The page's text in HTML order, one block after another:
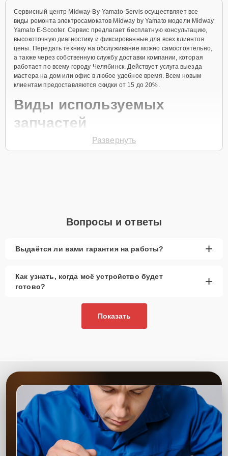
Сервисный центр Midway-By-Yamato-Servis осуществляет все
виды ремонта электросамокатов Midway by Yamato модели Midway
Yamato E-Scooter. Сервис предлагает бесплатную консультацию,
высокоточную диагностику и фиксированные для всех клиентов
цены. Передать технику на обслуживание можно самостоятельно,
а также через собственную службу доставки компании, которая
работает по всему городу Челябинск. Действует услуга выезда
мастера на дом или офис в любое удобное время. Всем новым
клиентам предоставляются скидки от 15 до 20%.
Виды используемых
запчастей
Для ремонта электросамоката модели Midway Yamato E-Scooter
активное использование устройства дольше
запчастей.
рассмотреть вариант с использованием
качественного аналога брендовой детали.
высококачественные запчасти, будь это 100% оригинал, или
надежные аналоги проверенных и зарекомендовавших себя
Позвонить по телефону горячей линии или
запросить обратный звонок через Форму заявки
для быстрого уточнения деталей.
Привезти устройство в ближайший центр или
передать аппарат курьеру службы доставки,
дождаться результатов диагностики и принять
Развернуть
Вопросы и ответы
Выдаётся ли вами гарантия на работы? +
Как узнать, когда моё устройство будет
готово?
+
Показать